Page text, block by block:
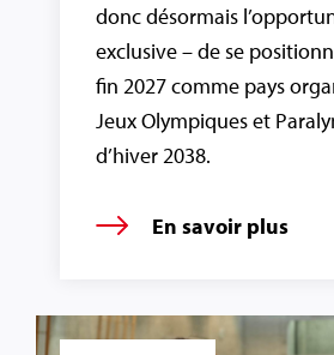
donc désormais
exclusive – de se
fin 2027 comme pays
Jeux Olympiques et
d’hiver 2038.
En savoir plus